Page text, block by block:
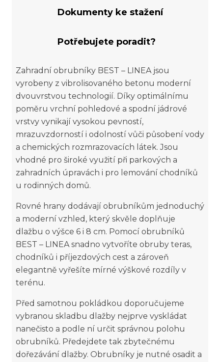
Dokumenty ke stažení
Potřebujete poradit?
Zahradní obrubníky BEST – LINEA jsou
vyrobeny z vibrolisovaného betonu moderní
dvouvrstvou technologií. Díky optimálnímu
poměru vrchní pohledové a spodní jádrové
vrstvy vynikají vysokou pevností,
mrazuvzdorností i odolností vůči působení vody
a chemických rozmrazovacích látek. Jsou
vhodné pro široké využití při parkových a
zahradních úpravách i pro lemování chodníků
u rodinných domů.
Rovné hrany dodávají obrubníkům jednoduchý
a moderní vzhled, který skvěle doplňuje
dlažbu o výšce 6 i 8 cm. Pomocí obrubníků
BEST – LINEA snadno vytvoříte obruby teras,
chodníků i příjezdových cest a zároveň
elegantně vyřešíte mírné výškové rozdíly v
terénu.
Před samotnou pokládkou doporučujeme
vybranou skladbu dlažby nejprve vyskládat
nanečisto a podle ní určit správnou polohu
obrubníků. Předejdete tak zbytečnému
dořezávání dlažby. Obrubníky je nutné osadit a